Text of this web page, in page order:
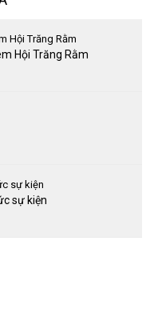
Hội Trăng Rằm
sự kiện